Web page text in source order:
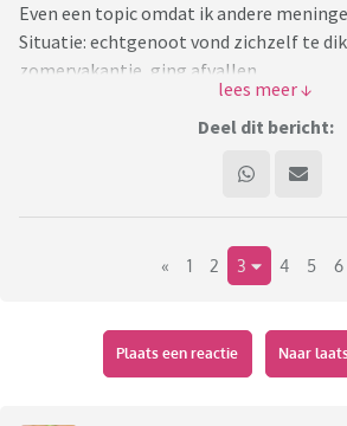
Even een topic omdat ik andere
Situatie: echtgenoot vond zichzelf te dik
zomervakantie, ging afvallen.
Na oud en nieuw tipte ik hem dat hij best
aangekomen, zag hij zelf ook, ging er
Afgelopen zaterdag moest ik iets
creditcard en logde ik in op zij
een eigen rekening en een gezamenlijke)
Hierdoor keek ik stiekem ook op zijn
Maar goed, toen zag ik dat hij minstens
haalt bij de supermarkt. Waaronder nog
toen we samen broodjes hadden
Deel dit bericht:
« 1 2 3 4 5 6
Plaats een reactie Naar